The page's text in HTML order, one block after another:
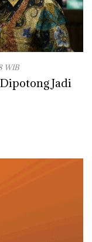
WIB
Jadi